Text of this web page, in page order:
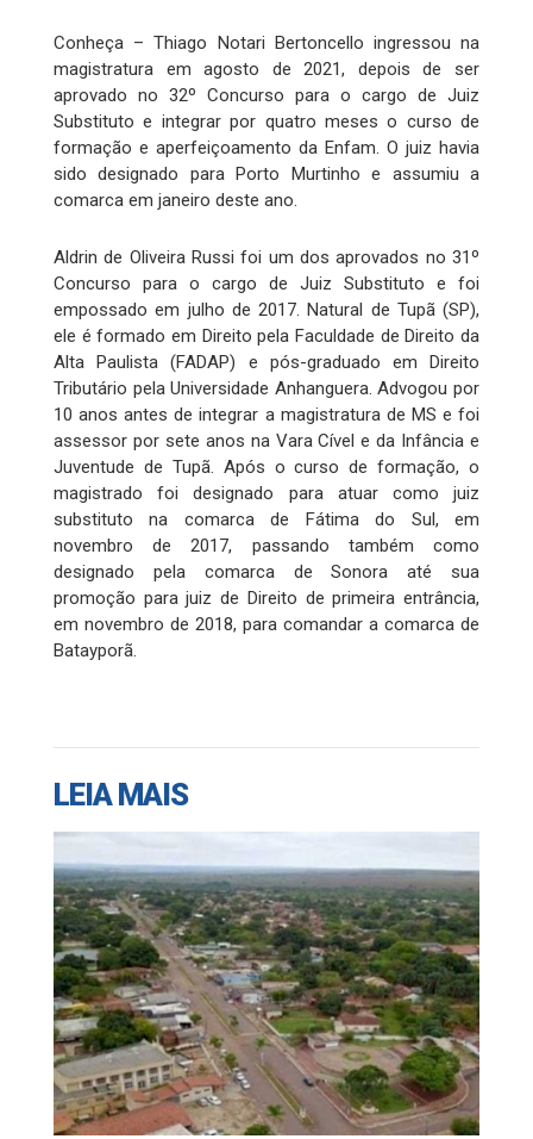
Conheça – Thiago Notari Bertoncello ingressou na
magistratura em agosto de 2021, depois de ser
aprovado no 32º Concurso para o cargo de Juiz
Substituto e integrar por quatro meses o curso de
formação e aperfeiçoamento da Enfam. O juiz havia
sido designado para Porto Murtinho e assumiu a
comarca em janeiro deste ano.
Aldrin de Oliveira Russi foi um dos aprovados no 31º
Concurso para o cargo de Juiz Substituto e foi
empossado em julho de 2017. Natural de Tupã (SP),
ele é formado em Direito pela Faculdade de Direito da
Alta Paulista (FADAP) e pós-graduado em Direito
Tributário pela Universidade Anhanguera. Advogou por
10 anos antes de integrar a magistratura de MS e foi
assessor por sete anos na Vara Cível e da Infância e
Juventude de Tupã. Após o curso de formação, o
magistrado foi designado para atuar como juiz
substituto na comarca de Fátima do Sul, em
novembro de 2017, passando também como
designado pela comarca de Sonora até sua
promoção para juiz de Direito de primeira entrância,
em novembro de 2018, para comandar a comarca de
Batayporã.
LEIA MAIS